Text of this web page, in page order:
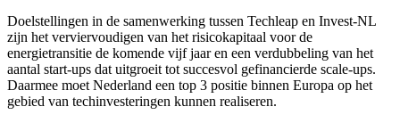
Doelstellingen in de samenwerking tussen Techleap en Invest-NL
zijn het verviervoudigen van het risicokapitaal voor de
energietransitie de komende vijf jaar en een verdubbeling van het
aantal start-ups dat uitgroeit tot succesvol gefinancierde scale-ups.
Daarmee moet Nederland een top 3 positie binnen Europa op het
gebied van techinvesteringen kunnen realiseren.